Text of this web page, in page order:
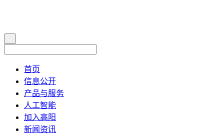
首页
信息公开
产品与服务
人工智能
加入高阳
新闻资讯